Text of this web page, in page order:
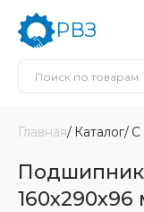
РВЗ
Главная Каталог С